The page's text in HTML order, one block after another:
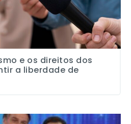
e os direitos dos
a liberdade de
é violação grave do direito à